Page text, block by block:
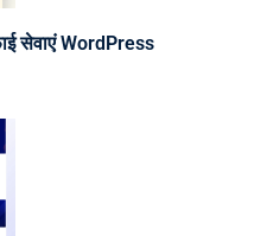
सेवाएं WordPress